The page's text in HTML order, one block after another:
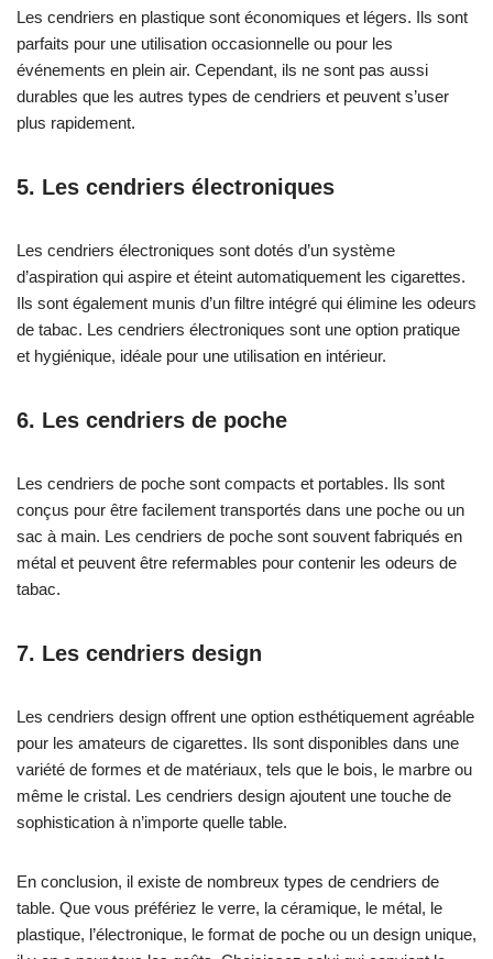
Les cendriers en plastique sont économiques et légers. Ils sont
parfaits pour une utilisation occasionnelle ou pour les
événements en plein air. Cependant, ils ne sont pas aussi
durables que les autres types de cendriers et peuvent s’user
plus rapidement.
5. Les cendriers électroniques
Les cendriers électroniques sont dotés d’un système
d’aspiration qui aspire et éteint automatiquement les cigarettes.
Ils sont également munis d’un filtre intégré qui élimine les odeurs
de tabac. Les cendriers électroniques sont une option pratique
et hygiénique, idéale pour une utilisation en intérieur.
6. Les cendriers de poche
Les cendriers de poche sont compacts et portables. Ils sont
conçus pour être facilement transportés dans une poche ou un
sac à main. Les cendriers de poche sont souvent fabriqués en
métal et peuvent être refermables pour contenir les odeurs de
tabac.
7. Les cendriers design
Les cendriers design offrent une option esthétiquement agréable
pour les amateurs de cigarettes. Ils sont disponibles dans une
variété de formes et de matériaux, tels que le bois, le marbre ou
même le cristal. Les cendriers design ajoutent une touche de
sophistication à n’importe quelle table.
En conclusion, il existe de nombreux types de cendriers de
table. Que vous préfériez le verre, la céramique, le métal, le
plastique, l’électronique, le format de poche ou un design unique,